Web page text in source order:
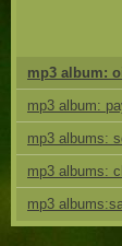
mp3 album:
mp3 album:
mp3 albums:
mp3 albums:
mp3